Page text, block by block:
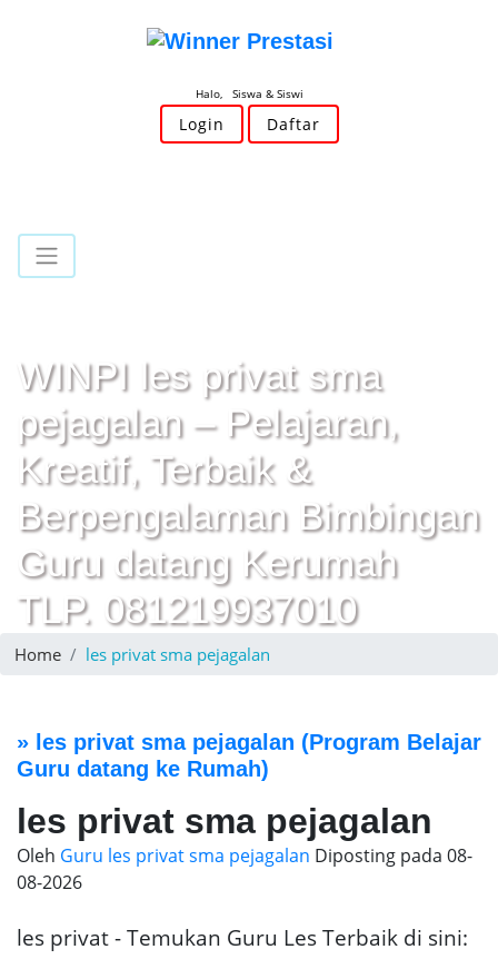
Halo, Siswa & Siswi
Login Daftar
WINPI les privat sma
pejagalan – Pelajaran,
Kreatif, Terbaik &
Berpengalaman Bimbingan
Guru datang Kerumah
TLP. 081219937010
Home les privat sma pejagalan
» les privat sma pejagalan (Program Belajar
Guru datang ke Rumah)
les privat sma pejagalan
Oleh Guru les privat sma pejagalan Diposting pada 08-
08-2026
les privat - Temukan Guru Les Terbaik di sini: